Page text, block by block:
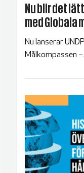
Nu blir det
med Globala
Nu lanserar
Målkompassen